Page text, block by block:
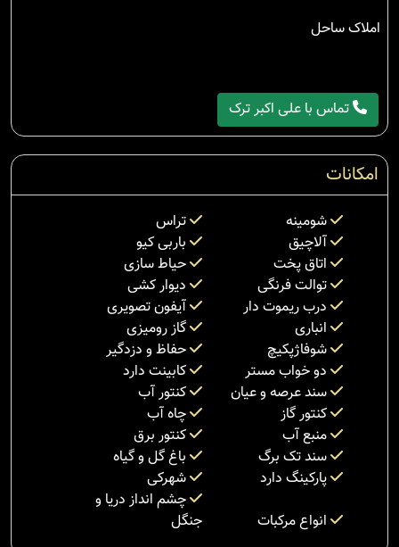
املاک ساحل
تماس با علی اکبر ترک
امکانات
شومینه
تراس
آلاچیق
باربی کیو
اتاق پخت
حیاط سازی
توالت فرنگی
دیوار کشی
درب ریموت دار
آیفون تصویری
انباری
گاز رومیزی
شوفاژپکیچ
حفاظ و دزدگیر
دو خواب مستر
کابینت دارد
سند عرصه و عیان
کنتور آب
کنتور گاز
چاه آب
منبع آب
کنتور برق
سند تک برگ
باغ گل و گیاه
پارکینگ دارد
شهرکی
انواع مرکبات
چشم انداز دریا و
جنگل